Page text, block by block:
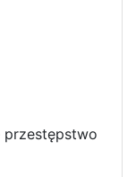
przestępstwo